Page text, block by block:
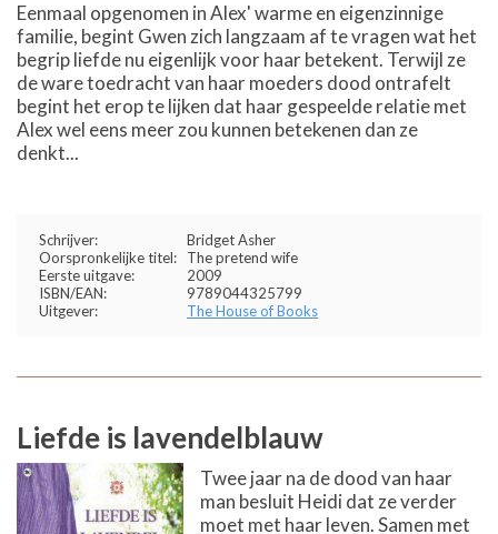
Eenmaal opgenomen in Alex' warme en eigenzinnige
familie, begint Gwen zich langzaam af te vragen wat het
begrip liefde nu eigenlijk voor haar betekent. Terwijl ze
de ware toedracht van haar moeders dood ontrafelt
begint het erop te lijken dat haar gespeelde relatie met
Alex wel eens meer zou kunnen betekenen dan ze
denkt...
Schrijver:
Bridget Asher
Oorspronkelijke titel:
The pretend wife
Eerste uitgave:
2009
ISBN/EAN:
9789044325799
Uitgever:
The House of Books
Liefde is lavendelblauw
Twee jaar na de dood van haar
man besluit Heidi dat ze verder
moet met haar leven. Samen met